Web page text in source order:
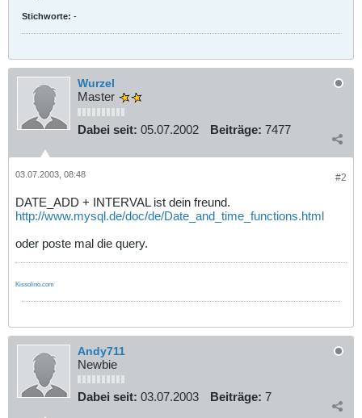
Stichworte: -
Wurzel
Master
Dabei seit: 05.07.2002 Beiträge: 7477
#2
03.07.2003, 08:48
DATE_ADD + INTERVAL ist dein freund.
http://www.mysql.de/doc/de/Date_and_time_functions.html
oder poste mal die query.
Kissolino.com
Andy711
Newbie
Dabei seit: 03.07.2003 Beiträge: 7